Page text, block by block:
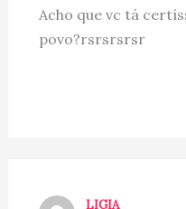
Acho que vc tá
povo?rsrsrsrsr
LIGIA